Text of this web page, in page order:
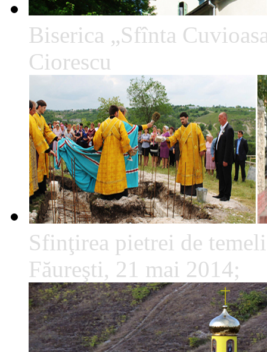
Biserica „Sfînta
Ciorescu
Sfinţirea pietrei de
Făureşti, 21 mai 2014;